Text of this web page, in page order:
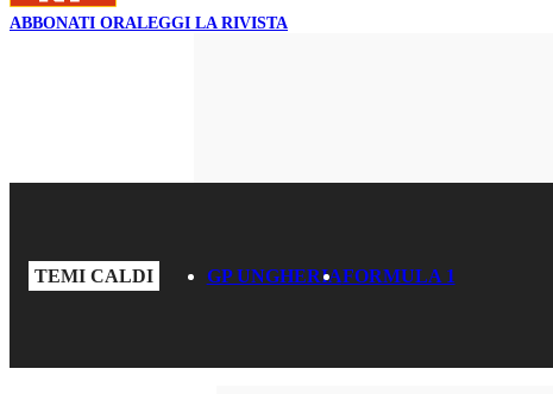
ABBONATI ORALEGGI LA RIVISTA
TEMI CALDI GP UNGHERIAFORMULA 1